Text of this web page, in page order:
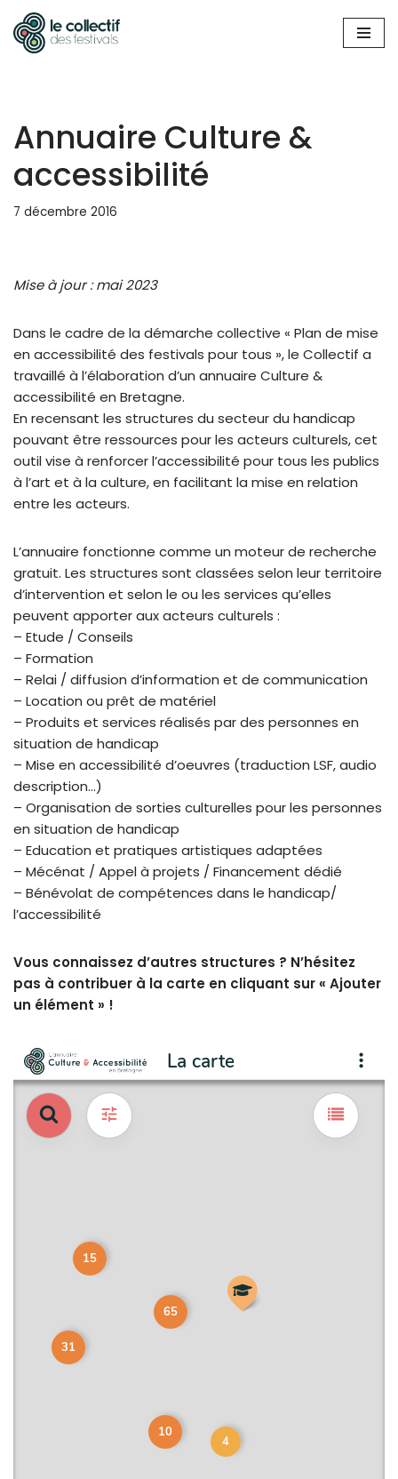
Aller
Annuaire Culture &
accessibilité
7 décembre 2016
Mise à jour : mai 2023
Dans le cadre de la démarche collective « Plan de mise
en accessibilité des festivals pour tous », le Collectif a
travaillé à l’élaboration d’un annuaire Culture &
accessibilité en Bretagne.
En recensant les structures du secteur du handicap
pouvant être ressources pour les acteurs culturels, cet
outil vise à renforcer l’accessibilité pour tous les publics
à l’art et à la culture, en facilitant la mise en relation
entre les acteurs.
L’annuaire fonctionne comme un moteur de recherche
gratuit. Les structures sont classées selon leur territoire
d’intervention et selon le ou les services qu’elles
peuvent apporter aux acteurs culturels :
– Etude / Conseils
– Formation
– Relai / diffusion d’information et de communication
– Location ou prêt de matériel
– Produits et services réalisés par des personnes en
situation de handicap
– Mise en accessibilité d’oeuvres (traduction LSF, audio
description…)
– Organisation de sorties culturelles pour les personnes
en situation de handicap
– Education et pratiques artistiques adaptées
– Mécénat / Appel à projets / Financement dédié
– Bénévolat de compétences dans le handicap/
l’accessibilité
Vous connaissez d’autres structures ? N’hésitez
pas à contribuer à la carte en cliquant sur « Ajouter
un élément » !